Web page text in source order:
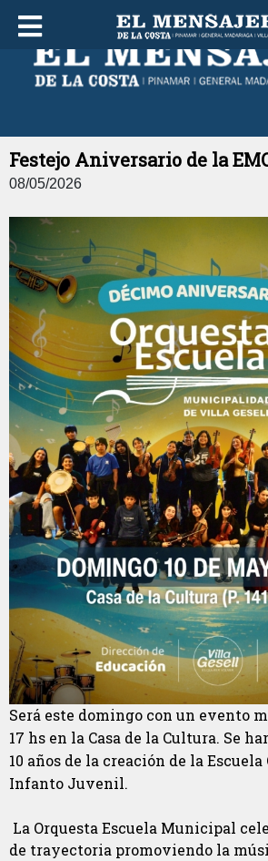
DOMINGO 09 DE AGOSTO DE 2026
Festejo Aniversario de la
08/05/2026
Será este domingo con un evento
17 hs en la Casa de la Cultura. Se
10 años de la creación de la
Infanto Juvenil.
La Orquesta Escuela Municipal
de trayectoria promoviendo la